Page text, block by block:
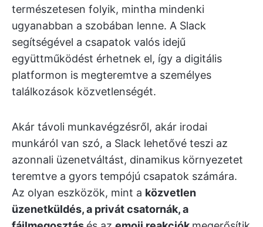
természetesen folyik, mintha mindenki
ugyanabban a szobában lenne. A Slack
segítségével a csapatok valós idejű
együttműködést érhetnek el, így a digitális
platformon is megteremtve a személyes
találkozások közvetlenségét.
Akár távoli munkavégzésről, akár irodai
munkáról van szó, a Slack lehetővé teszi az
azonnali üzenetváltást, dinamikus környezetet
teremtve a gyors tempójú csapatok számára.
Az olyan eszközök, mint a közvetlen
üzenetküldés, a privát csatornák, a